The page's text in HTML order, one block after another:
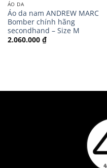
ÁO DA
Áo da nam ANDREW MARC
Bomber chính hãng
secondhand – Size M
2.060.000 ₫